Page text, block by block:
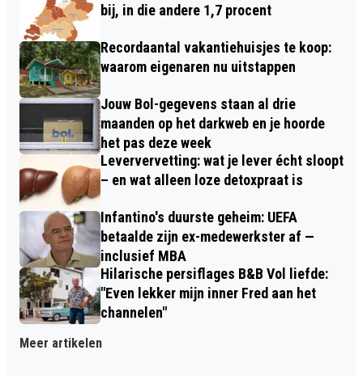
bij, in die andere 1,7 procent
Recordaantal vakantiehuisjes te koop:
waarom eigenaren nu uitstappen
Jouw Bol-gegevens staan al drie
maanden op het darkweb en je hoorde
het pas deze week
Leververvetting: wat je lever écht sloopt
– en wat alleen loze detoxpraat is
Infantino's duurste geheim: UEFA
betaalde zijn ex-medewerkster af —
inclusief MBA
Hilarische persiflages B&B Vol liefde:
"Even lekker mijn inner Fred aan het
channelen"
Meer artikelen